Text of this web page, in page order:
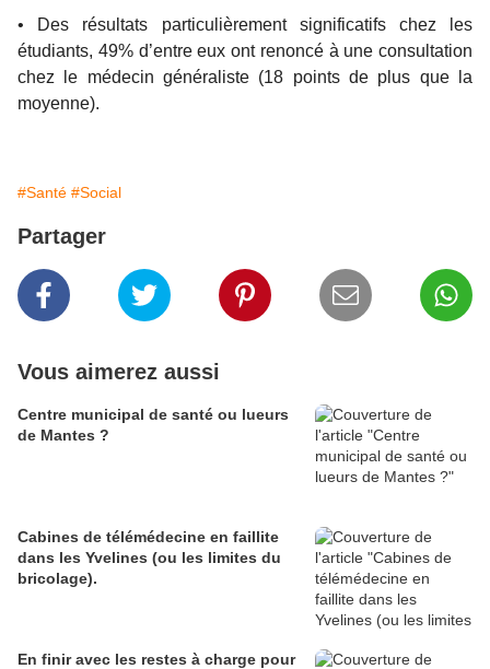
• Des résultats particulièrement significatifs chez les
étudiants, 49% d’entre eux ont renoncé à une consultation
chez le médecin généraliste (18 points de plus que la
moyenne).
#Santé #Social
Partager
Vous aimerez aussi
Centre municipal de santé ou lueurs
de Mantes ?
Cabines de télémédecine en faillite
dans les Yvelines (ou les limites du
bricolage).
En finir avec les restes à charge pour